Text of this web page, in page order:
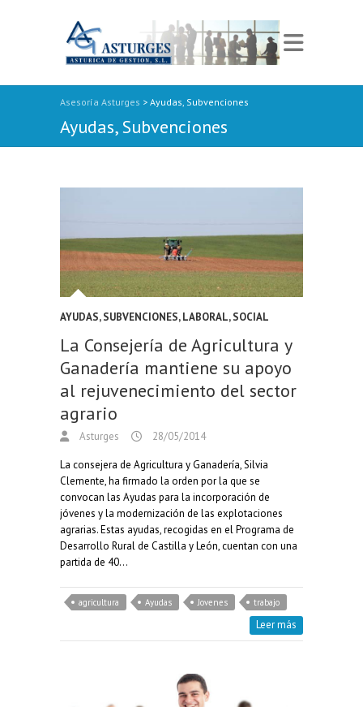
Asesoría Asturges > Ayudas, Subvenciones
Ayudas, Subvenciones
AYUDAS, SUBVENCIONES,LABORAL, SOCIAL
La Consejería de Agricultura y
Ganadería mantiene su apoyo
al rejuvenecimiento del sector
agrario
Asturges 28/05/2014
La consejera de Agricultura y Ganadería, Silvia
Clemente, ha firmado la orden por la que se
convocan las Ayudas para la incorporación de
jóvenes y la modernización de las explotaciones
agrarias. Estas ayudas, recogidas en el Programa de
Desarrollo Rural de Castilla y León, cuentan con una
partida de 40…
agricultura Ayudas Jovenes trabajo
Leer más